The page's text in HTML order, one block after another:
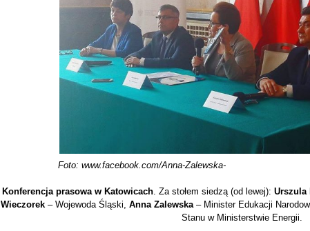
Foto: www.facebook.com/Anna-Zalewska-
Konferencja prasowa w Katowicach. Za stołem siedzą (od lewej): Urszula
Wieczorek – Wojewoda Śląski,Anna Zalewska– Minister Edukacji
Stanu w Ministerstwie Energii.